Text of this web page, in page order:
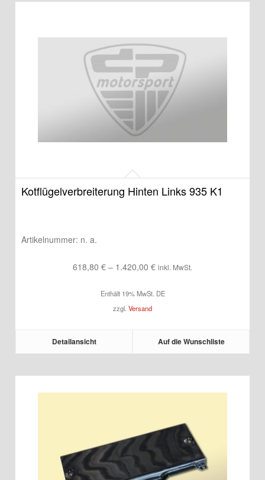
Kotflügelverbreiterung Hinten Links 935 K1
Artikelnummer: n. a.
618,80 € – 1.420,00 €Preisspanne:
bis
inkl. MwSt.
Enthält 19% MwSt. DE
zzgl. Versand
Detailansicht Auf die Wunschliste